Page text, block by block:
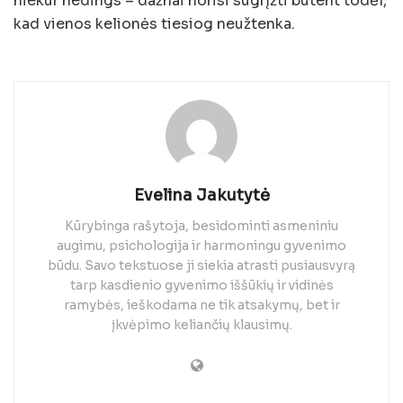
kad vienos kelionės tiesiog neužtenka.
Evelina Jakutytė
Kūrybinga rašytoja, besidominti asmeniniu
augimu, psichologija ir harmoningu gyvenimo
būdu. Savo tekstuose ji siekia atrasti pusiausvyrą
tarp kasdienio gyvenimo iššūkių ir vidinės
ramybės, ieškodama ne tik atsakymų, bet ir
įkvėpimo keliančių klausimų.